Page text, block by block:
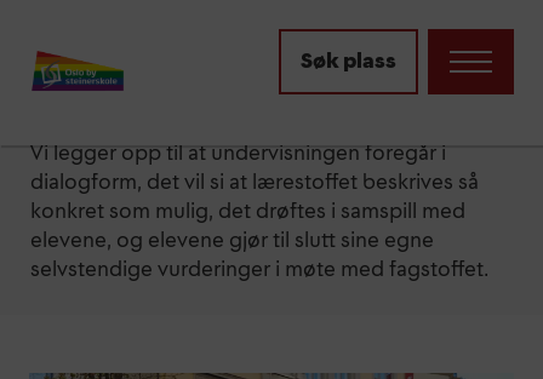
Søk plass
Skolens struktur og
pedagogikk
Vi legger opp til at undervisningen foregår i
dialogform, det vil si at lærestoffet beskrives så
konkret som mulig, det drøftes i samspill med
elevene, og elevene gjør til slutt sine egne
selvstendige vurderinger i møte med fagstoffet.